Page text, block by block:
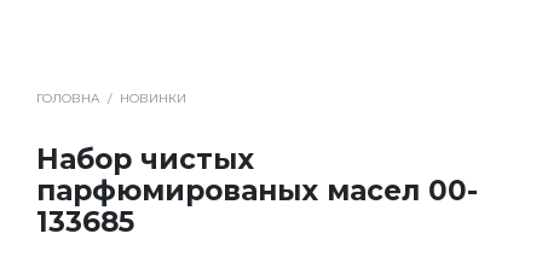
ГОЛОВНА / НОВИНКИ
Набор чистых
парфюмированых масел 00-
133685